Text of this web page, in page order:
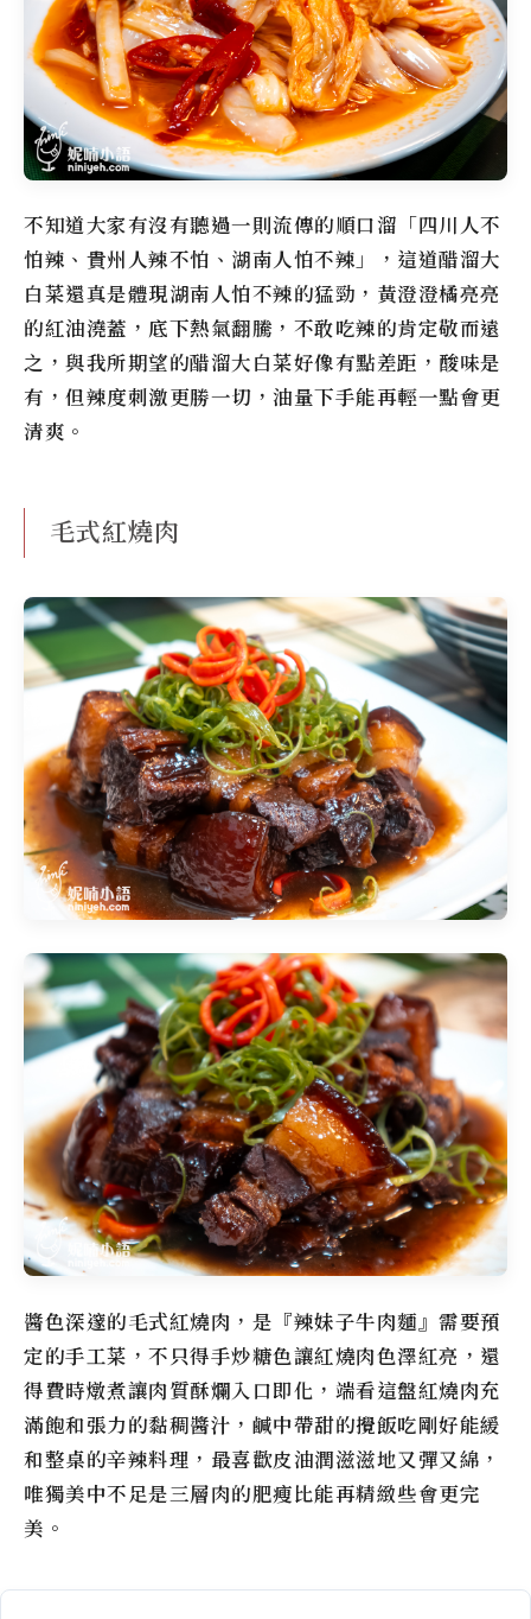
不知道大家有沒有聽過一則流傳的順口溜「四川人不
怕辣、貴州人辣不怕、湖南人怕不辣」，這道醋溜大
白菜還真是體現湖南人怕不辣的猛勁，黃澄澄橘亮亮
的紅油澆蓋，底下熱氣翻騰，不敢吃辣的肯定敬而遠
之，與我所期望的醋溜大白菜好像有點差距，酸味是
有，但辣度刺激更勝一切，油量下手能再輕一點會更
清爽。
毛式紅燒肉
醬色深邃的毛式紅燒肉，是『辣妹子牛肉麵』需要預
定的手工菜，不只得手炒糖色讓紅燒肉色澤紅亮，還
得費時燉煮讓肉質酥爛入口即化，端看這盤紅燒肉充
滿飽和張力的黏稠醬汁，鹹中帶甜的攪飯吃剛好能緩
和整桌的辛辣料理，最喜歡皮油潤滋滋地又彈又綿，
唯獨美中不足是三層肉的肥瘦比能再精緻些會更完
美。